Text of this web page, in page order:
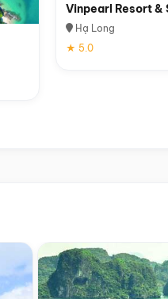
Vinpearl Resort &
Hạ Long
★ 5.0